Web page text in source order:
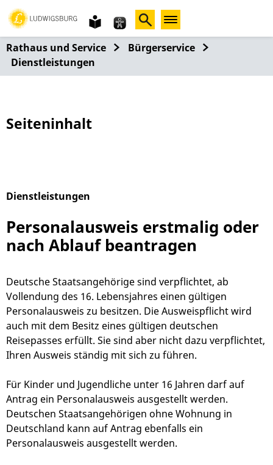
Gebärdensprache
leichte
Sprache
Rathaus und Service
Bürgerservice
Dienstleistungen
Seiteninhalt
Dienstleistungen
Personalausweis erstmalig oder
nach Ablauf beantragen
Deutsche Staatsangehörige sind verpflichtet, ab
Vollendung des 16. Lebensjahres einen gültigen
Personalausweis zu besitzen. Die Ausweispflicht wird
auch mit dem Besitz eines gültigen deutschen
Reisepasses erfüllt. Sie sind aber nicht dazu verpflichtet,
Ihren Ausweis ständig mit sich zu führen.
Für Kinder und Jugendliche unter 16 Jahren darf auf
Antrag ein Personalausweis ausgestellt werden.
Deutschen Staatsangehörigen ohne Wohnung in
Deutschland kann auf Antrag ebenfalls ein
Personalausweis ausgestellt werden.